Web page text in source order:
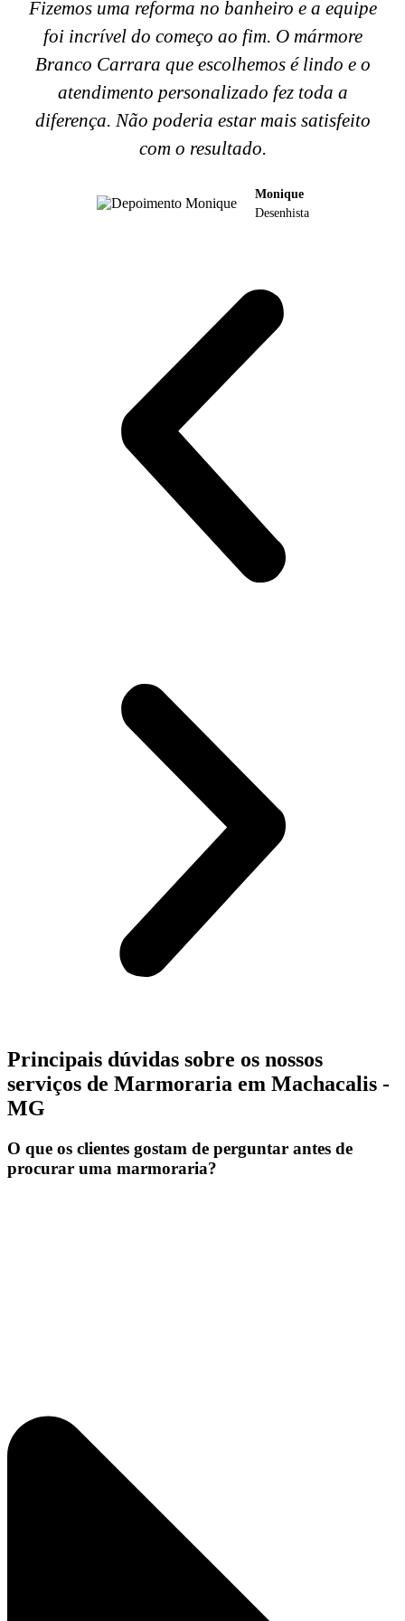
Fizemos uma reforma no banheiro e a equipe
foi incrível do começo ao fim. O mármore
Branco Carrara que escolhemos é lindo e o
atendimento personalizado fez toda a
diferença. Não poderia estar mais satisfeito
com o resultado.
Monique
Desenhista
Principais dúvidas sobre os nossos
serviços de Marmoraria em Machacalis -
MG
O que os clientes gostam de perguntar antes de
procurar uma marmoraria?